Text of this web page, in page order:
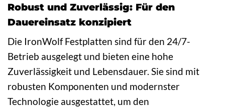
Robust und Zuverlässig: Für den
Dauereinsatz konzipiert
Die IronWolf Festplatten sind für den 24/7-
Betrieb ausgelegt und bieten eine hohe
Zuverlässigkeit und Lebensdauer. Sie sind mit
robusten Komponenten und modernster
Technologie ausgestattet, um den